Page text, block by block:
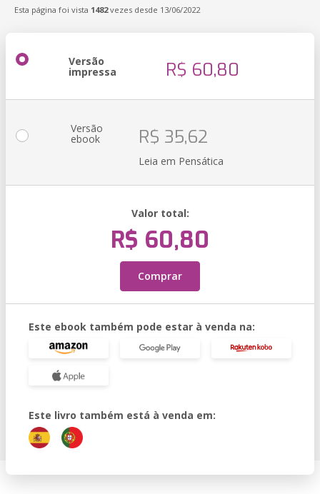
Esta página foi vista 1482vezes desde 13/06/2022
Versão
impressa R$ 60,80
Versão
ebook R$ 35,62
Leia em Pensática
Valor total:
R$ 60,80
Comprar
Este ebook também pode estar à venda na:
Este livro também está à venda em: